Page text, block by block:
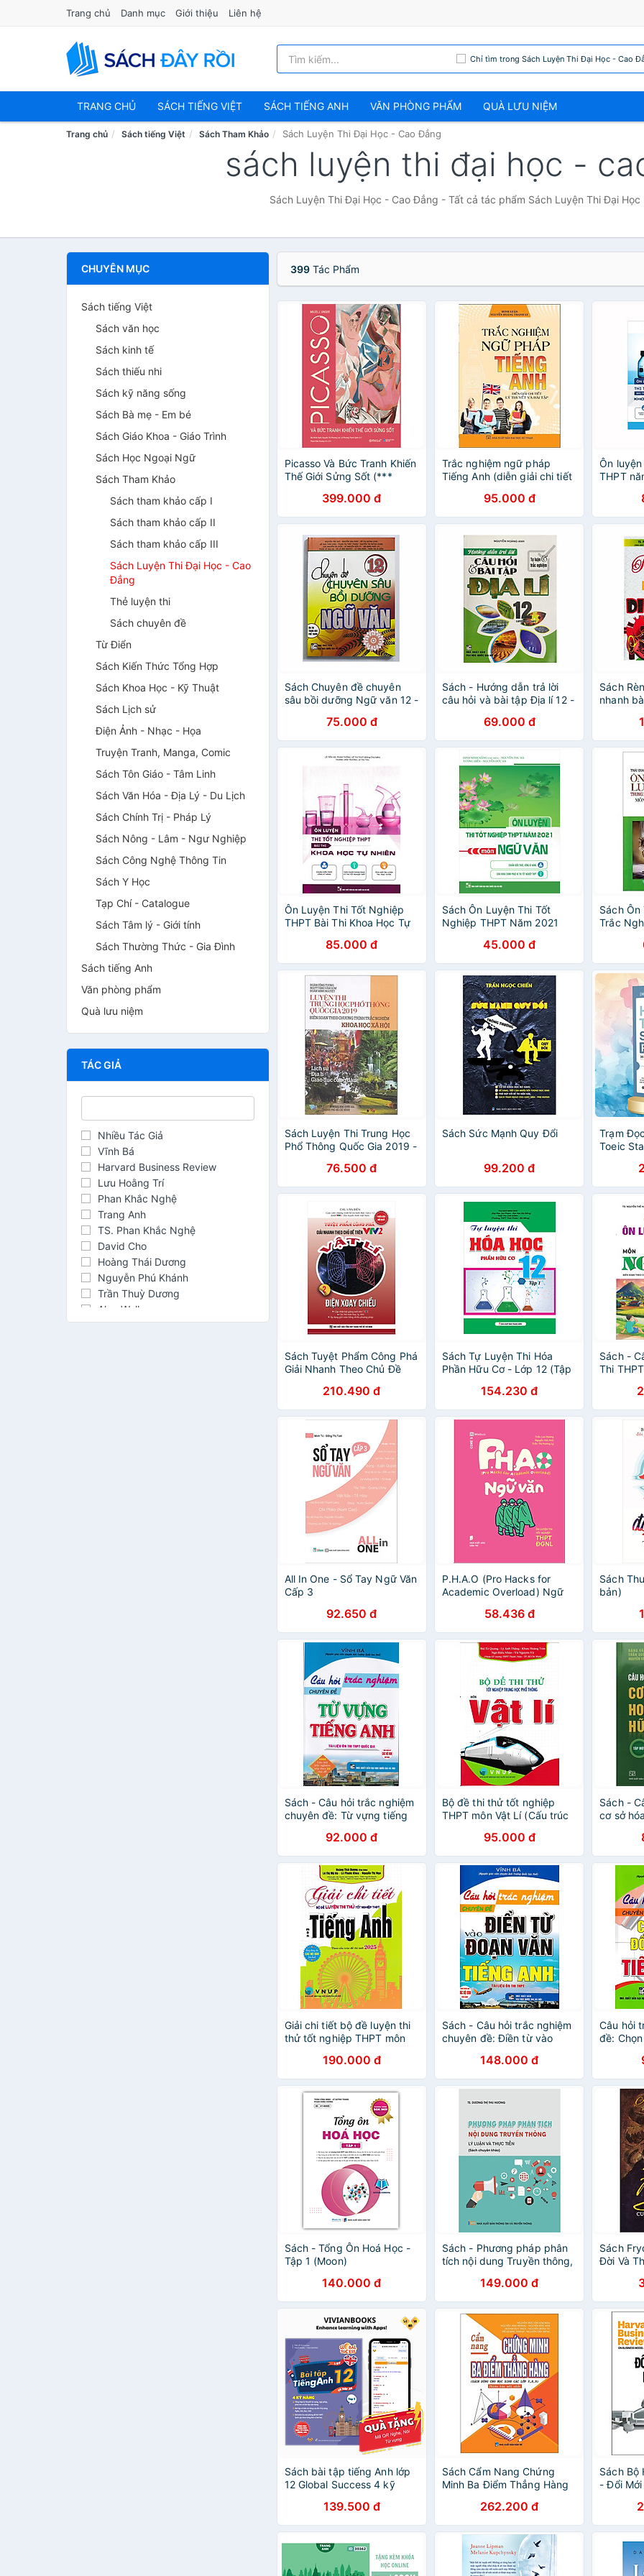
Trang chủ Danh mục Giới thiệu Liên hệ
Chỉ tìm trong Sách Luyện Thi Đại Học - Cao
TRANG CHỦ SÁCH TIẾNG VIỆT SÁCH TIẾNG ANH VĂN PHÒNG PHẨM QUÀ LƯU NIỆM
Trang chủ Sách tiếng Việt Sách Tham Khảo Sách Luyện Thi Đại Học - Cao Đẳng
sách luyện thi đại học -
Sách Luyện Thi Đại Học - Cao Đẳng - Tất cả tác phẩm Sách Luyện Thi Đại Học
CHUYÊN MỤC
Sách tiếng Việt
Sách văn học
Sách kinh tế
Sách thiếu nhi
Sách kỹ năng sống
Sách Bà mẹ - Em bé
Sách Giáo Khoa - Giáo Trình
Sách Học Ngoại Ngữ
Sách Tham Khảo
Sách tham khảo cấp I
Sách tham khảo cấp II
Sách tham khảo cấp III
Sách Luyện Thi Đại Học - Cao
Đẳng
Thẻ luyện thi
Sách chuyên đề
Từ Điển
Sách Kiến Thức Tổng Hợp
Sách Khoa Học - Kỹ Thuật
Sách Lịch sử
Điện Ảnh - Nhạc - Họa
Truyện Tranh, Manga, Comic
Sách Tôn Giáo - Tâm Linh
Sách Văn Hóa - Địa Lý - Du Lịch
Sách Chính Trị - Pháp Lý
Sách Nông - Lâm - Ngư Nghiệp
Sách Công Nghệ Thông Tin
Sách Y Học
Tạp Chí - Catalogue
Sách Tâm lý - Giới tính
Sách Thường Thức - Gia Đình
Sách tiếng Anh
Văn phòng phẩm
Quà lưu niệm
TÁC GIẢ
Nhiều Tác Giả
Vĩnh Bá
Harvard Business Review
Lưu Hoằng Trí
Phan Khắc Nghệ
Trang Anh
TS. Phan Khắc Nghệ
David Cho
Hoàng Thái Dương
Nguyễn Phú Khánh
Trần Thuỳ Dương
Alan Walker
Cao Cự Giác
399Tác Phẩm
Picasso Và Bức Tranh Khiến
Thế Giới Sửng Sốt (***
399.000 đ
Trắc nghiệm ngữ pháp
Tiếng Anh (diễn giải chi tiết
95.000 đ
Ôn
THPT
Sách Chuyên đề chuyên
sâu bồi dưỡng Ngữ văn 12 -
75.000 đ
Sách - Hướng dẫn trả lời
câu hỏi và bài tập Địa lí 12 -
69.000 đ
Sách
nhanh
Ôn Luyện Thi Tốt Nghiệp
THPT Bài Thi Khoa Học Tự
85.000 đ
Sách Ôn Luyện Thi Tốt
Nghiệp THPT Năm 2021
45.000 đ
Sách Ôn
Trắc
Sách Luyện Thi Trung Học
Phổ Thông Quốc Gia 2019 -
76.500 đ
Sách Sức Mạnh Quy Đổi
99.200 đ
Trạm
Toeic
Sách Tuyệt Phẩm Công Phá
Giải Nhanh Theo Chủ Đề
Xoay Chiều210.490 đ
Sách Tự Luyện Thi Hóa
Phần Hữu Cơ - Lớp 12 (Tập
154.230 đ
Sách -
Thi
chương
ndbooks
All In One - Sổ Tay Ngữ Văn
Cấp 3
92.650 đ
P.H.A.O (Pro Hacks for
Academic Overload) Ngữ
THPT ĐGNL - WinEdu
58.436 đ
Sách
bản)
Sách - Câu hỏi trắc nghiệm
chuyên đề: Từ vựng tiếng
92.000 đ
Bộ đề thi thử tốt nghiệp
THPT môn Vật Lí (Cấu trúc
95.000 đ
Sách -
cơ sở
Giải chi tiết bộ đề luyện thi
thử tốt nghiệp THPT môn
đề thi mới 2025
190.000 đ
Sách - Câu hỏi trắc nghiệm
chuyên đề: Điền từ vào
148.000 đ
Câu hỏi
đề:
Sách - Tổng Ôn Hoá Học -
Tập 1 (Moon)
140.000 đ
Sách - Phương pháp phân
tích nội dung Truyền thông,
149.000 đ
Sách
Đời Và
Sách bài tập tiếng Anh lớp
12 Global Success 4 kỹ
ThS Lê Vy Vivian
139.500 đ
Sách Cẩm Nang Chứng
Minh Ba Điểm Thẳng Hàng
262.200 đ
Sách Bộ
- Đổi Mới